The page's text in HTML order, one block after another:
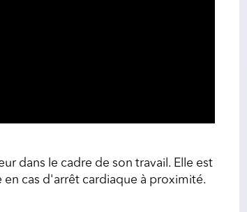
dans le cadre de son travail. Elle est
cas d'arrêt cardiaque à proximité.